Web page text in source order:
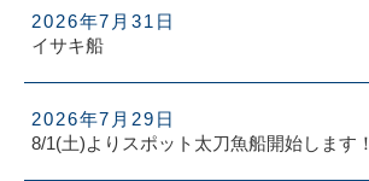
イサキ船
2026年7月31日
8/1(土)よりスポット太刀魚船開始します！
2026年7月29日